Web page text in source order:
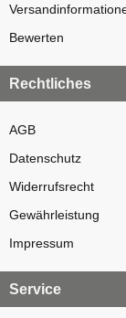
Bewerten
Rechtliches
AGB
Datenschutz
Widerrufsrecht
Gewährleistung
Impressum
Service